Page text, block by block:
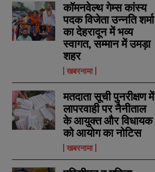
कॉमनवेल्थ गेम्स कांस्य
पदक विजेता उन्नति शर्मा
का देहरादून में भव्य
स्वागत, सम्मान में उमड़ा
शहर
खबरनामा
मतदाता सूची पुनरीक्षण में
लापरवाही पर नैनीताल
के आयुक्त और विधायक
को आयोग का नोटिस
खबरनामा